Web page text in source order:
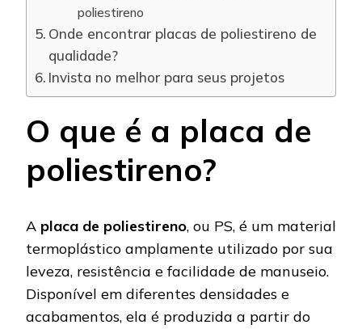
poliestireno
Onde encontrar placas de poliestireno de
qualidade?
Invista no melhor para seus projetos
O que é a placa de
poliestireno?
A placa de poliestireno, ou PS, é um material
termoplástico amplamente utilizado por sua
leveza, resistência e facilidade de manuseio.
Disponível em diferentes densidades e
acabamentos, ela é produzida a partir do